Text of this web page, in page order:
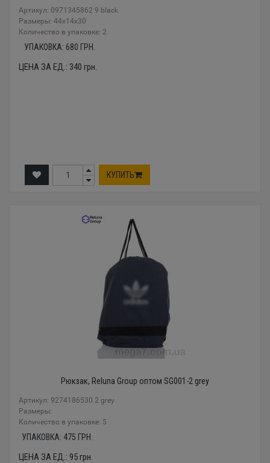
Артикул: 0971345862 9 black
Размеры: 44x14x30
Количество в упаковке: 2
УПАКОВКА: 680 ГРН.
ЦЕНА ЗА ЕД.: 340 грн.
КУПИТЬ
Рюкзак, Reluna Group оптом SG001-2 grey
Артикул: 9274186530 2 grey
Размеры:
Количество в упаковке: 5
УПАКОВКА: 475 ГРН.
ЦЕНА ЗА ЕД.: 95грн.